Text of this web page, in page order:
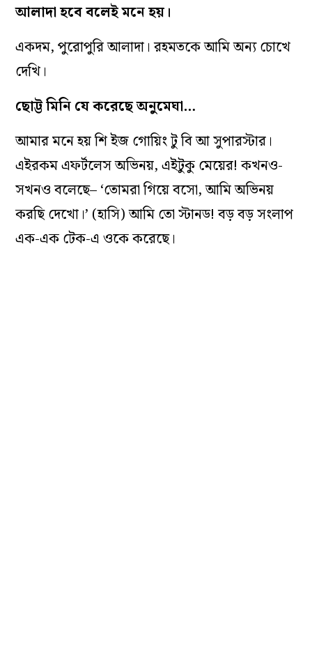
আলাদা হবে বলেই মনে হয়।
একদম, পুরোপুরি আলাদা। রহমতকে আমি অন‌্য চোখে
দেখি।
ছোট্ট মিনি যে করেছে অনুমেঘা…
আমার মনে হয় শি ইজ গোয়িং টু বি আ সুপারস্টার।
এইরকম এফর্টলেস অভিনয়, এইটুকু মেয়ের! কখনও-
সখনও বলেছে– ‘তোমরা গিয়ে বসো, আমি অভিনয়
করছি দেখো।’ (হাসি) আমি তো স্টানড! বড় বড় সংলাপ
এক-এক টেক-এ ওকে করেছে।